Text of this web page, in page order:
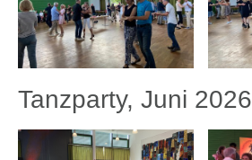
Tanzparty, Juni 2026